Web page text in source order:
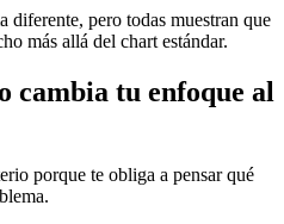
diferente, pero todas muestran que
más allá del chart estándar.
cambia tu enfoque al
porque te obliga a pensar qué